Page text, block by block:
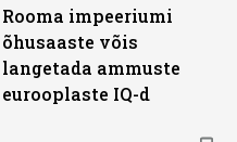
Rooma impeeriumi
õhusaaste võis
langetada ammuste
eurooplaste IQ-d